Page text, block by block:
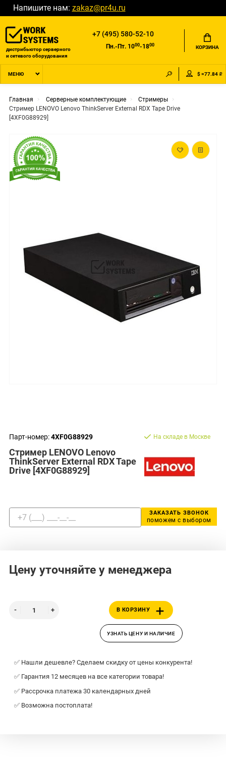
Напишите нам: zakaz@pr4u.ru
дистрибьютор серверного
и сетевого оборудования
+7 (495) 580-52-10
Пн.-Пт. 1000-1800 КОРЗИНА
МЕНЮ $ =77.84 ₽
Главная Серверные комплектующие
Стримеры
Стример LENOVO Lenovo ThinkServer External RDX Tape Drive
[4XF0G88929]
Парт-номер:4XF0G88929
Стример LENOVO Lenovo
ThinkServer External RDX Tape
Drive [4XF0G88929]
На складе в Москве
ЗАКАЗАТЬ ЗВОНОК
поможем с выбором
Цену уточняйте у менеджера
В КОРЗИНУ
УЗНАТЬ ЦЕНУ И НАЛИЧИЕ
✅ Нашли дешевле? Сделаем скидку от цены конкурента!
✅ Гарантия 12 месяцев на все категории товара!
✅ Рассрочка платежа 30 календарных дней
✅ Возможна постоплата!